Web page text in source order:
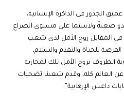
الجذور في الذاكرة الإنسانية،
تبدو صعبةً ولاسيما على مستوى الصراع
في المقابل روح الأمل لدى شعب
للحياة والتقدم والسلام،
الظروف بروح الأمل تلك لمحاربة
عن العالم كله، وقدم شعبنا تضحيات
داعش الإرهابية”.